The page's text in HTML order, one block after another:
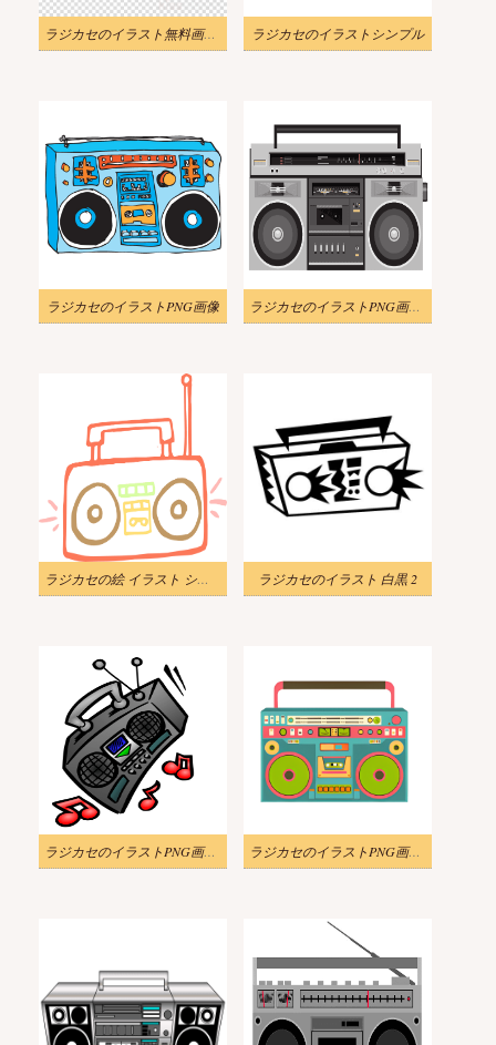
ラジカセのイラスト無料画像 4 ラジカセのイラストシンプル
ラジカセのイラストPNG画像 ラジカセのイラストPNG画像 2
ラジカセの絵 イラスト シンプル ラジカセのイラスト 白黒 2
ラジカセのイラストPNG画像 3 ラジカセのイラストPNG画像 4